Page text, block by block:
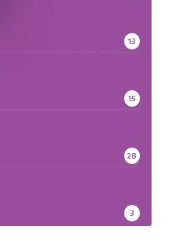
13
15
28
3